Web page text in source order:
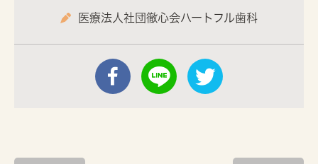
医療法人社団徹心会ハートフル歯科